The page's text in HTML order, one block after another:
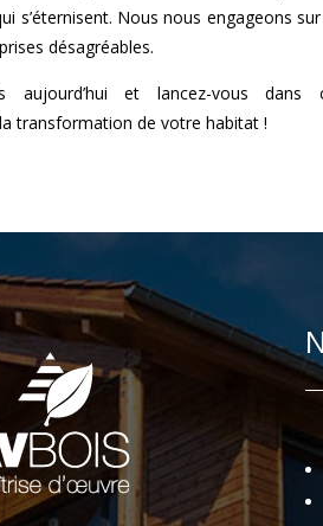
s’éternisent. Nous nous engageons
désagréables.
aujourd’hui et lancez-vous dans
transformation de votre habitat !